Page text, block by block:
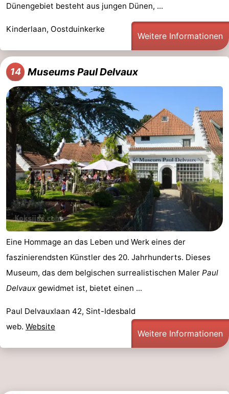
Dünengebiet besteht aus jungen Dünen, ...
Kinderlaan, Oostduinkerke
Weitere Informationen
14 Museums Paul Delvaux
Eine Hommage an das Leben und Werk eines der
faszinierendsten Künstler des 20. Jahrhunderts. Dieses
Museum, das dem belgischen surrealistischen Maler Paul
Delvaux gewidmet ist, bietet einen ...
Paul Delvauxlaan 42, Sint-Idesbald
web. Website
Weitere Informationen